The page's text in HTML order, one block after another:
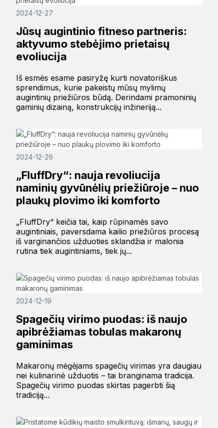
2024-12-27
Jūsų augintinio fitneso partneris:
aktyvumo stebėjimo prietaisų
evoliucija
Iš esmės esame pasiryžę kurti novatoriškus
sprendimus, kurie pakeistų mūsų mylimų
augintinių priežiūros būdą. Derindami pramoninių
gaminių dizainą, konstrukcijų inžineriją...
2024-12-26
„FluffDry“: nauja revoliucija
naminių gyvūnėlių priežiūroje – nuo ​​
plaukų plovimo iki komforto
„FluffDry“ keičia tai, kaip rūpinamės savo
augintiniais, paversdama kailio priežiūros procesą
iš varginančios užduoties sklandžia ir malonia
rutina tiek augintiniams, tiek jų...
2024-12-19
Spagečių virimo puodas: iš naujo
apibrėžiamas tobulas makaronų
gaminimas
Makaronų mėgėjams spagečių virimas yra daugiau
nei kulinarinė užduotis – tai branginama tradicija.
Spagečių virimo puodas skirtas pagerbti šią
tradiciją...